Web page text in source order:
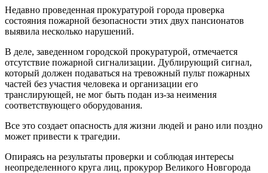
Недавно проведенная прокуратурой города проверка
состояния пожарной безопасности этих двух пансионатов
выявила несколько нарушений.
В деле, заведенном городской прокуратурой, отмечается
отсутствие пожарной сигнализации. Дублирующий сигнал,
который должен подаваться на тревожный пульт пожарных
частей без участия человека и организации его
транслирующей, не мог быть подан из-за неимения
соответствующего оборудования.
Все это создает опасность для жизни людей и рано или поздно
может привести к трагедии.
Опираясь на результаты проверки и соблюдая интересы
неопределенного круга лиц, прокурор Великого Новгорода